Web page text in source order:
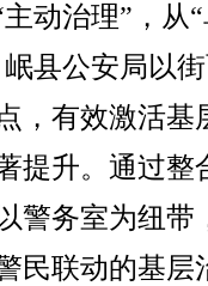
动治理”，从“
县公安局以
，有效激活基
提升。通过整
警务室为纽带
民联动的基层